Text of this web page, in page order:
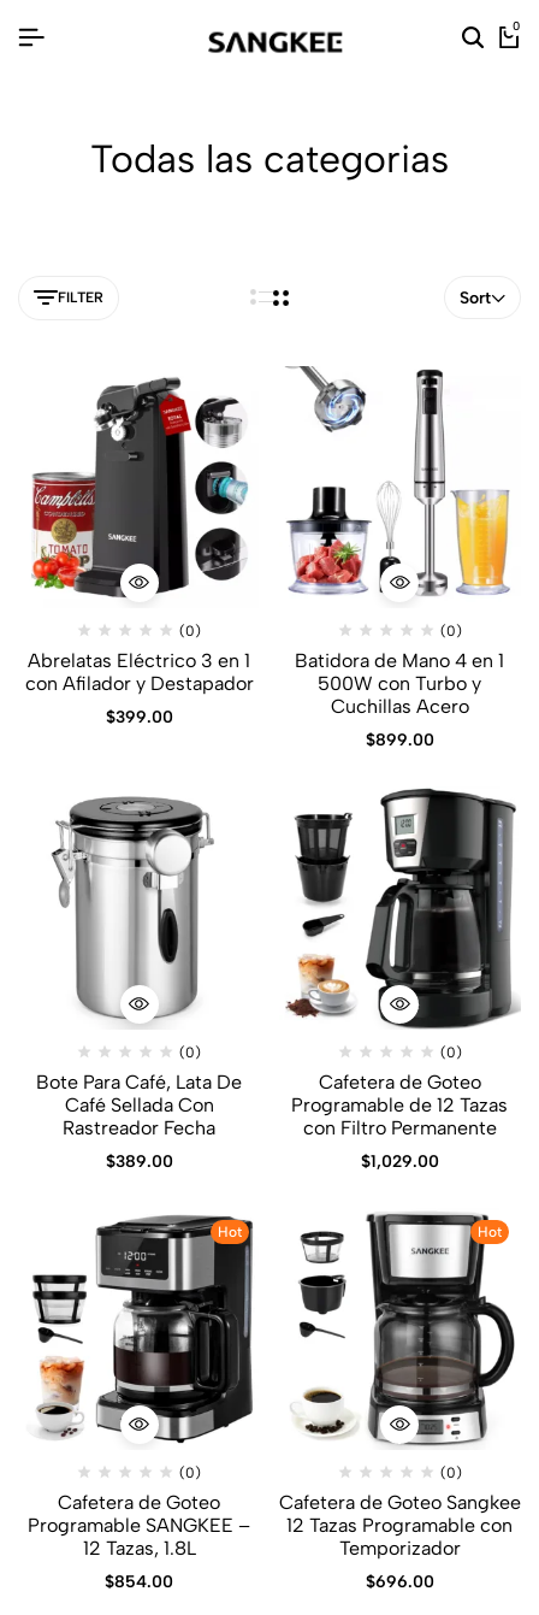
0
Todas las categorias
FILTER Sort
(0)
Abrelatas Eléctrico 3 en 1
con Afilador y Destapador
$399.00
(0)
Batidora de Mano 4 en 1
500W con Turbo y
Cuchillas Acero
$899.00
(0)
Bote Para Café, Lata De
Café Sellada Con
Rastreador Fecha
$389.00
(0)
Cafetera de Goteo
Programable de 12 Tazas
con Filtro Permanente
$1,029.00
Hot
(0)
Cafetera de Goteo
Programable SANGKEE –
12 Tazas, 1.8L
$854.00
Hot
(0)
Cafetera de Goteo Sangkee
12 Tazas Programable con
Temporizador
$696.00